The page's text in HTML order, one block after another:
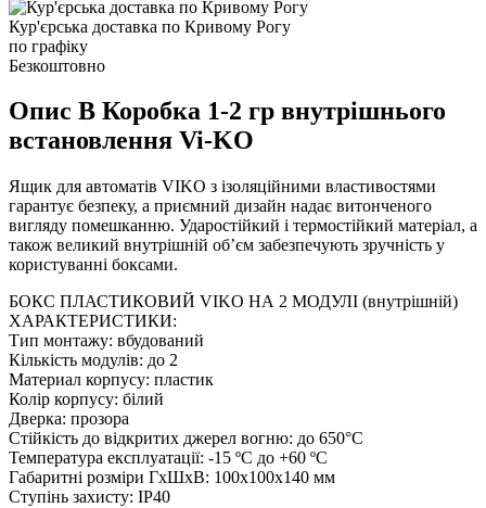
Кур'єрська доставка по Кривому Рогу
по графіку
Безкоштовно
Опис В Коробка 1-2 гр внутрішнього
встановлення Vi-KO
Ящик для автоматів VIKO з ізоляційними властивостями
гарантує безпеку, а приємний дизайн надає витонченого
вигляду помешканню. Ударостійкий і термостійкий матеріал, а
також великий внутрішній об’єм забезпечують зручність у
користуванні боксами.
БОКС ПЛАСТИКОВИЙ VIKO НА 2 МОДУЛІ (внутрішній)
ХАРАКТЕРИСТИКИ:
Тип монтажу: вбудований
Кількість модулів: до 2
Материал корпусу: пластик
Колір корпусу: білий
Дверка: прозора
Стійкість до відкритих джерел вогню: до 650°C
Температура експлуатації: -15 ºС до +60 ºС
Габаритні розміри ГхШхВ: 100х100х140 мм
Ступінь захисту: IP40